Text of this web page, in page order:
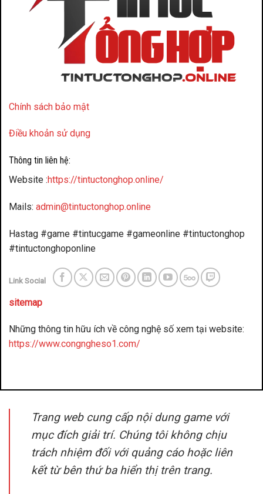
Chính sách bảo mật
Điều khoản sử dụng
Thông tin liên hệ:
Website :https://tintuctonghop.online/
Mails: admin@tintuctonghop.online
Hastag #game #tintucgame #gameonline #tintuctonghop
#tintuctonghoponline
Link Social
sitemap
Những thông tin hữu ích về công nghệ số xem tại website:
https://www.congngheso1.com/
Trang web cung cấp nội dung game với
mục đích giải trí. Chúng tôi không chịu
trách nhiệm đối với quảng cáo hoặc liên
kết từ bên thứ ba hiển thị trên trang.